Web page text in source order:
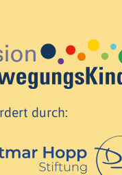
durch: